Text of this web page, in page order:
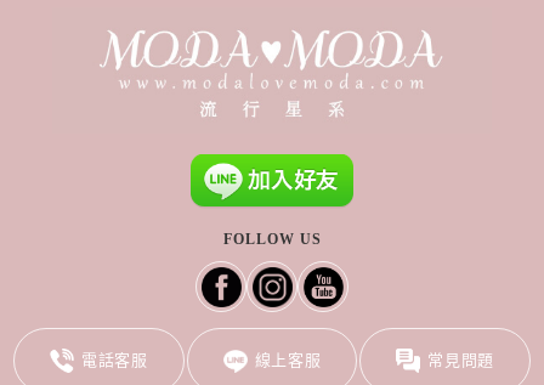
FOLLOW US
電話客服 線上客服 常見問題